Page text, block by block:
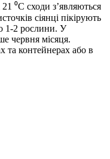
⁰С сходи з’являються
сіянці пікірують
1-2 рослини. У
червня місяця.
та контейнерах або в